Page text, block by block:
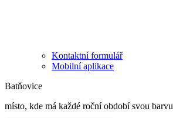
Kontaktní formulář
Mobilní aplikace
Batňovice
místo, kde má každé roční období svou barvu